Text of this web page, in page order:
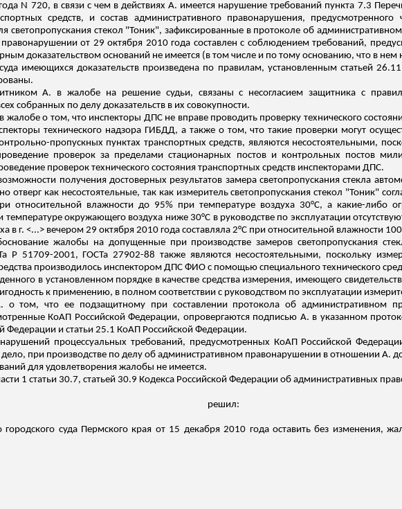
N 720, в связи с чем в действиях А. имеется нарушение требований пункта 7.3
средств, и состав административного правонарушения,
светопропускания стекол "Тоник", зафиксированные в протоколе об
от 29 октября 2010 года составлен с соблюдением требований,
доказательством оснований не имеется (в том числе и по тому основанию, что в нем
имеющихся доказательств произведена по правилам, установленным статьей
А. в жалобе на решение судьи, связаны с несогласием защитника с
собранных по делу доказательств в их совокупности.
о том, что инспекторы ДПС не вправе проводить проверку технического
технического надзора ГИБДД, а также о том, что такие проверки могут
пропускных пунктах транспортных средств, являются несостоятельными,
проверок за пределами стационарных постов и контрольных постов
проверок технического состояния транспортных средств инспекторами ДПС.
получения достоверных результатов замера светопропускания стекла
отверг как несостоятельные, так как измеритель светопропускания стекол "Тоник"
относительной влажности до 95% при температуре воздуха 30°C, а какие-либо
температуреокружающего воздуха ниже 30°C в руководстве по эксплуатации
в г. <...> вечером 29 октября 2010 года составляла 2°C при относительной влажности
жалобы на допущенные при производстве замеров светопропускания
Р51709-2001, ГОСТа 27902-88 также являются несостоятельными, поскольку
производилось инспектором ДПС ФИО с помощью специального технического
в установленном порядке в качестве средства измерения, имеющего
к применению, в полном соответствии с руководством по эксплуатации
о том, что ее подзащитному при составлении протокола об административном
КоАП Российской Федерации, опровергаются подписью А. в указанном
Федерации и статьи 25.1 КоАП Российской Федерации.
процессуальных требований, предусмотренных КоАП Российской
дело, при производстве по делу об административном правонарушении в отношении А.
для удовлетворения жалобы не имеется.
1 статьи 30.7, статьей 30.9 Кодекса Российской Федерации об административных
решил:
городского суда Пермского края от 15 декабря 2010 года оставить без изменения,